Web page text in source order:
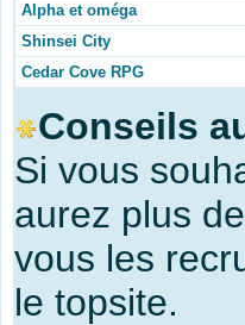
Alpha et oméga
Shinsei City
Cedar Cove RPG
Conseils
Si vous
aurez plus
vous les
le topsite.